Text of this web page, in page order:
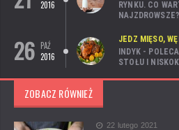
2016
RYNKU. CO
NAJZDROWSZE?
26 PAŹ
2016
JEDZ MIĘSO,
INDYK -
STOŁU I
ZOBACZ RÓWNIEŻ
22 lutego 2021